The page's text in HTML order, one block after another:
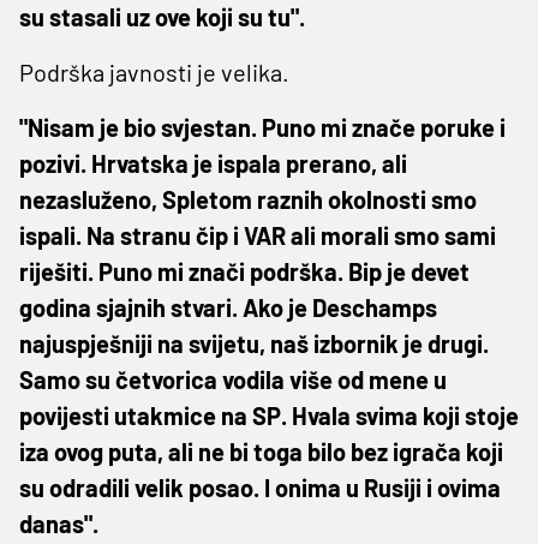
su stasali uz ove koji su tu".
Podrška javnosti je velika.
"Nisam je bio svjestan. Puno mi znače poruke i
pozivi. Hrvatska je ispala prerano, ali
nezasluženo, Spletom raznih okolnosti smo
ispali. Na stranu čip i VAR ali morali smo sami
riješiti. Puno mi znači podrška. Bip je devet
godina sjajnih stvari. Ako je Deschamps
najuspješniji na svijetu, naš izbornik je drugi.
Samo su četvorica vodila više od mene u
povijesti utakmice na SP. Hvala svima koji stoje
iza ovog puta, ali ne bi toga bilo bez igrača koji
su odradili velik posao. I onima u Rusiji i ovima
danas".